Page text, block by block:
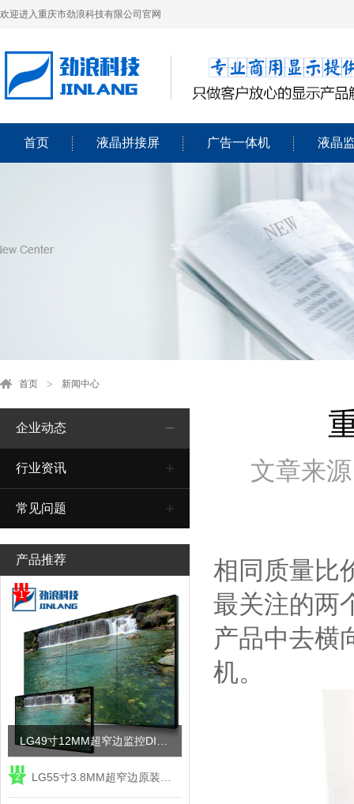
欢迎进入重庆市劲浪科技有限公司官网
首页 液晶拼接屏 广告一体机 液晶
首页 新闻中心
企业动态
行业资讯
常见问题
产品推荐
1
2
文章来
相同质量比
最关注的两
产品中去横
机。